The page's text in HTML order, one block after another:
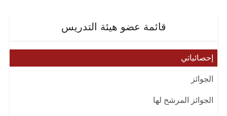
قائمة عضو هيئة التدريس
إحصائياتي
الجوائز
الجوائز المرشح لها